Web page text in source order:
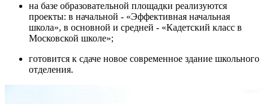
на базе образовательной площадки реализуются
проекты: в начальной - «Эффективная начальная
школа», в основной и средней - «Кадетский класс в
Московской школе»;
готовится к сдаче новое современное здание школьного
отделения.